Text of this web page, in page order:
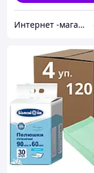
Интернет -магазин " Папуля"